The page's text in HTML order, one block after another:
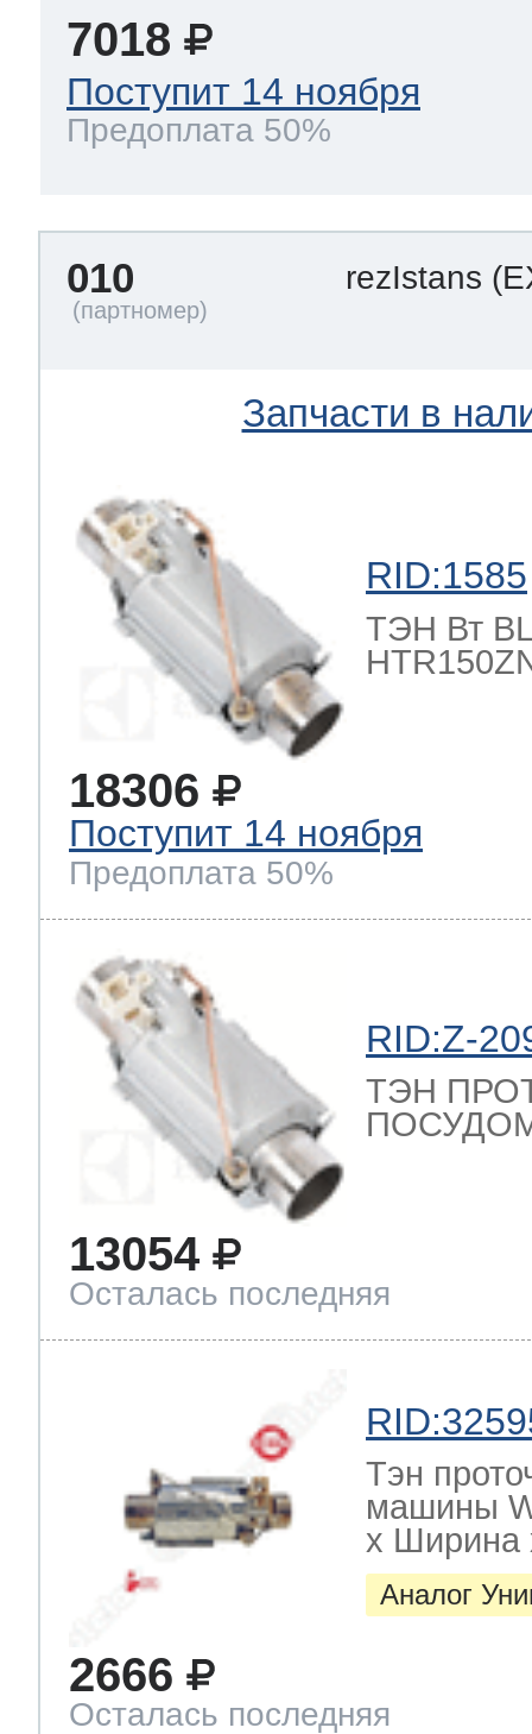
7018
Поступит 14 ноября
Предоплата 50%
010 rezIstans
Запчасти в
RID:1585
ТЭН Вт
18306
Поступит 14 ноября
Предоплата 50%
RID:Z-
ТЭН
13054
Осталась последняя
Тэн
машины
х Ширина
Аналог
2666
Осталась последняя